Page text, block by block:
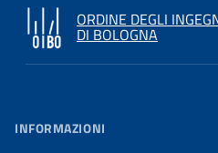
ORDINE DEGLI
DI BOLOGNA
INFORMAZIONI